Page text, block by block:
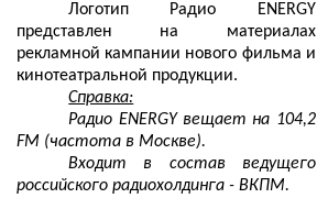
Логотип Радио ENERGY
представлен на материалах
рекламной кампании нового фильма и
кинотеатральной продукции.
Справка:
Радио ENERGY вещает на 104,2
FM (частота в Москве).
Входит в состав ведущего
российского радиохолдинга - ВКПМ.